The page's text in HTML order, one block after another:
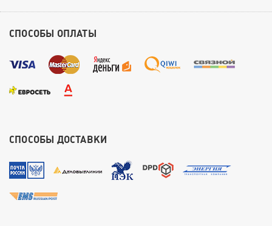
СПОСОБЫ ОПЛАТЫ
СПОСОБЫ ДОСТАВКИ